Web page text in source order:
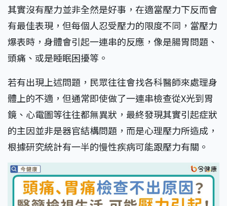
其實沒有壓力並非全然是好事，在適當壓力下反而會
有最佳表現，但每個人忍受壓力的限度不同，當壓力
爆表時，身體會引起一連串的反應，像是腸胃問題、
頭痛、或是睡眠困擾等。
若有出現上述問題，民眾往往會找各科醫師來處理身
體上的不適，但通常即使做了一連串檢查從X光到胃
鏡、心電圖等往往都無異狀，最終發現其實引起症狀
的主因並非是器官結構問題，而是心理壓力所造成，
根據研究統計有一半的慢性疾病可能跟壓力有關。